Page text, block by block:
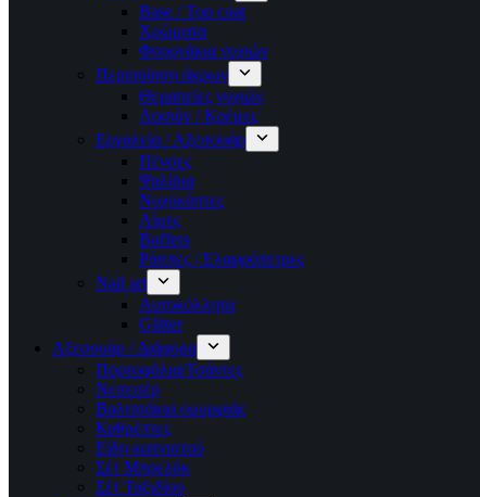
Base / Top coat
Χρώματα
Φουρνάκια νυχιών
Περιποίηση άκρων
Θεραπείες νυχιών
Λοσιόν / Κρέμες
Εργαλεία / Αξεσουάρ
Πένσες
Ψαλίδια
Νυχοκόπτες
Λίμες
Buffers
Ράσπες / Ελαφρόπετρες
Nail art
Αυτοκόλλητα
Glitter
Αξεσουάρ / Διάφορα
Πορτοφόλια/Τσάντες
Νεσεσέρ
Βαλιτσάκια ομορφιάς
Καθρέπτες
Είδη καπνιστού
Σέτ Μπρελόκ
Σέτ Ταξιδίου